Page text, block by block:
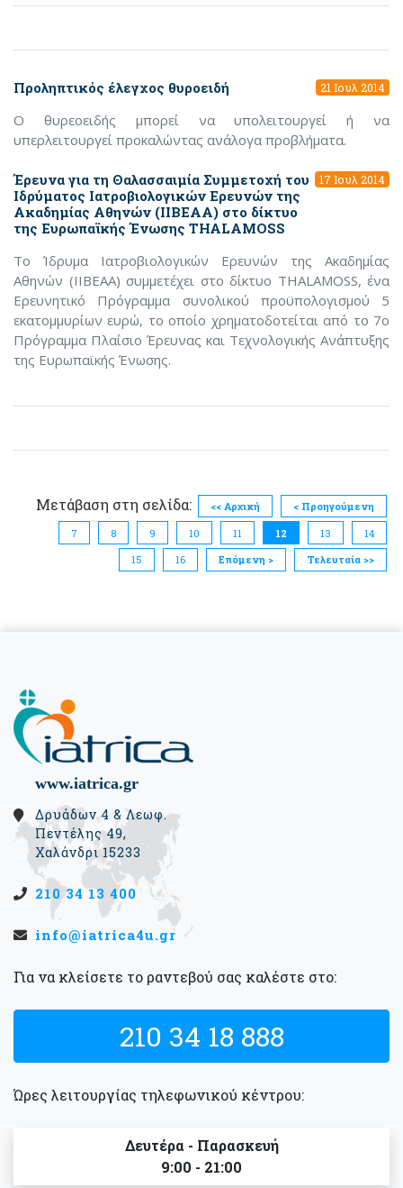
Προληπτικός έλεγχος θυροειδή 21 Ιουλ 2014
Ο θυρεοειδής μπορεί να υπολειτουργεί ή να
υπερλειτουργεί προκαλώντας ανάλογα προβλήματα.
Έρευνα για τη Θαλασσαιμία Συμμετοχή τoυ
Ιδρύματος Ιατροβιολογικών Ερευνών της
Ακαδημίας Αθηνών (ΙΙΒΕΑΑ) στο δίκτυο
της Ευρωπαϊκής Ένωσης THALAMOSS
17 Ιουλ 2014
Το Ίδρυμα Ιατροβιολογικών Ερευνών της Ακαδημίας
Αθηνών (ΙΙΒΕΑΑ) συμμετέχει στο δίκτυο THALAMOSS, ένα
Ερευνητικό Πρόγραμμα συνολικού προϋπολογισμού 5
εκατομμυρίων ευρώ, το οποίο χρηματοδοτείται από το 7ο
Πρόγραμμα Πλαίσιο Έρευνας και Τεχνολογικής Ανάπτυξης
της Ευρωπαϊκής Ένωσης.
Μετάβαση στη σελίδα: << Αρχική
< Προηγούμενη
7
8 9 10 11 12 13
14
15
16 Επόμενη > Τελευταία >>
www.iatrica.gr
Δρυάδων 4 & Λεωφ.
Πεντέλης 49,
Χαλάνδρι 15233
210 34 13 400
info@iatrica4u.gr
Για να κλείσετε το ραντεβού σας καλέστε στο:
210 34 18 888
Ώρες λειτουργίας τηλεφωνικού κέντρου:
Δευτέρα - Παρασκευή
9:00 - 21:00